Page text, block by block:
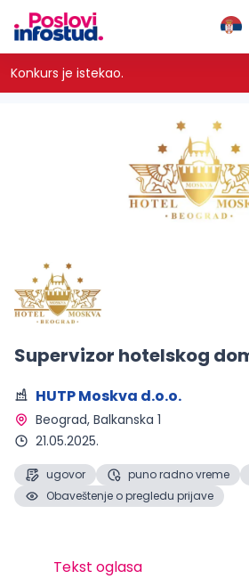
Konkurs je istekao.
Supervizor hotelskog
HUTP Moskva d.o.o.
Beograd, Balkanska 1
21.05.2025.
ugovor puno radno vreme
Obaveštenje o pregledu prijave
Tekst oglasa